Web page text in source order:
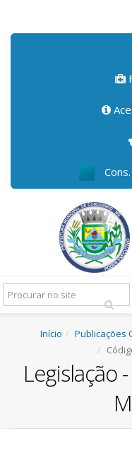
Pesquisar:
Início Publicações
Legislação